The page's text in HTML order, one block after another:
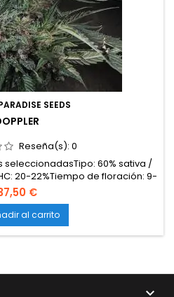
SEEDS
Reseña(s): 0
seleccionadasTipo: 60% sativa /
20-22%Tiempo de floración: 9-
en interior: 450-500
700-800 g/plantaAltura: 90-120
cm en exteriorAromas y
diésel, terrosos, dulces,...
€
al carrito
